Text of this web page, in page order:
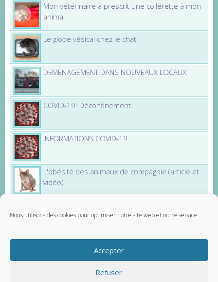
Nous utilisons des cookies pour optimiser notre site web et notre service.
Accepter
Refuser
Mon vétérinaire a prescrit une collerette à mon
animal
Le globe vésical chez le chat
DEMENAGEMENT DANS NOUVEAUX LOCAUX
COVID-19: Déconfinement.
INFORMATIONS COVID-19.
L'obésité des animaux de compagnie (article et
vidéo)
Partenaires
Santévet - assurance chien
Carnet Véto - carnet de santé vétérinaire
Contactez-nous
Mentions légales